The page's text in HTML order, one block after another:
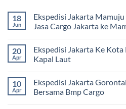
18
Jun
Ekspedisi Jakarta
Jasa Cargo Jakarta ke
komentar
pada
Ekspedisi
Murah
dan
Terpercaya
20
Apr
Ekspedisi Jakarta Ke
Kapal Laut
komentar
pada
Ekspedisi
10
Apr
Ekspedisi Jakarta
Bersama Bmp Cargo